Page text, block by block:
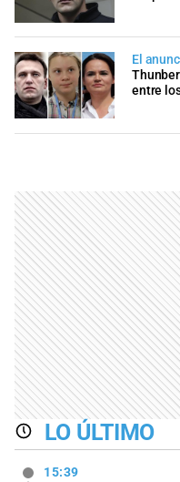
El
entre
LO ÚLTIMO
15:39